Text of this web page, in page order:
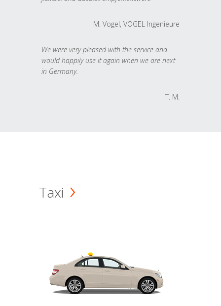
M. Vogel, VOGEL Ingenieure
We were very pleased with the service and
would happily use it again when we are next
in Germany.
T. M.
Taxi